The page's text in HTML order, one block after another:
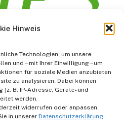
Hinweis
Technologien, um unsere
und – mit Ihrer Einwilligung – um
für soziale Medien anzubieten
zu analysieren. Dabei können
B. IP-Adresse, Geräte- und
werden.
widerrufen oder anpassen.
in unserer Datenschutzerklärung.